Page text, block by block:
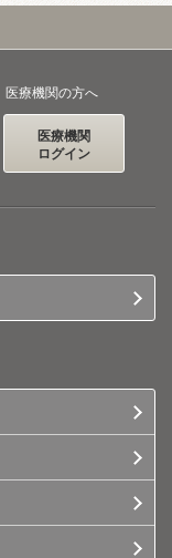
医療機関の方へ
医療機関
ログイン